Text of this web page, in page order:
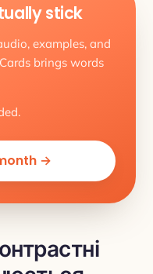
stick
examples, and
brings words
→